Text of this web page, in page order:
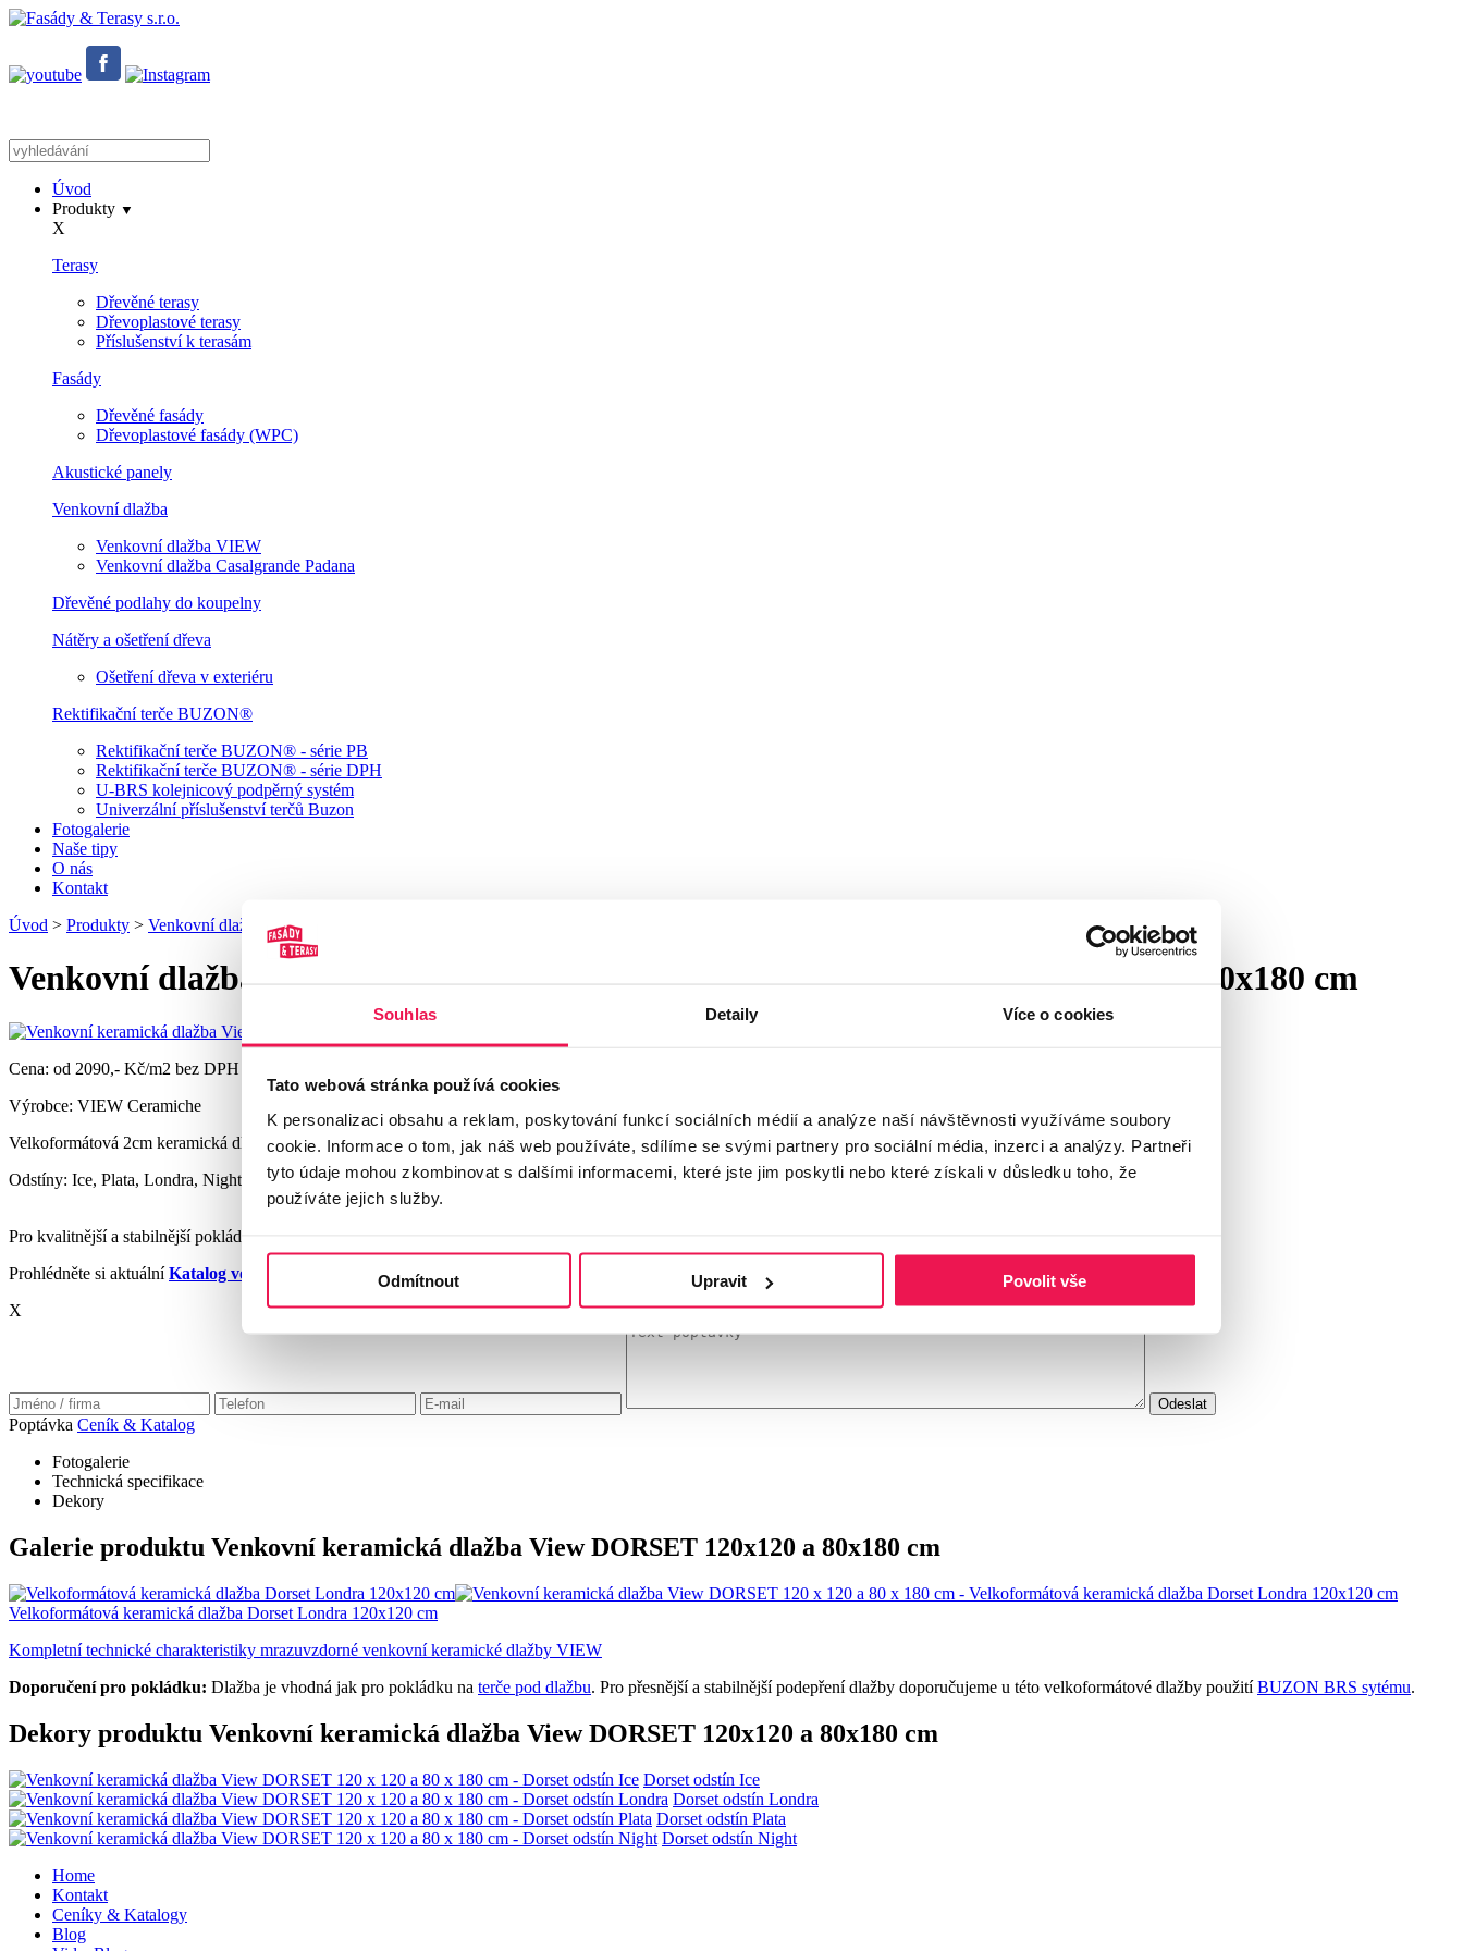
Souhlas Detaily Více o cookies
Tato webová stránka používá cookies
K personalizaci obsahu a reklam, poskytování funkcí sociálních médií a analýze naší návštěvnosti využíváme soubory
cookie. Informace o tom, jak náš web používáte, sdílíme se svými partnery pro sociální média, inzerci a analýzy. Partneři
tyto údaje mohou zkombinovat s dalšími informacemi, které jste jim poskytli nebo které získali v důsledku toho, že
používáte jejich služby.
Odmítnout Upravit Povolit vše
Úvod
Produkty ▼
X
Terasy
Dřevěné terasy
Dřevoplastové terasy
Příslušenství k terasám
Fasády
Dřevěné fasády
Dřevoplastové fasády (WPC)
Akustické panely
Venkovní dlažba
Venkovní dlažba VIEW
Venkovní dlažba Casalgrande Padana
Dřevěné podlahy do koupelny
Nátěry a ošetření dřeva
Ošetření dřeva v exteriéru
Rektifikační terče BUZON®
Rektifikační terče BUZON® - série PB
Rektifikační terče BUZON® - série DPH
U-BRS kolejnicový podpěrný systém
Univerzální příslušenství terčů Buzon
Fotogalerie
Naše tipy
O nás
Kontakt
Úvod > Produkty > Venkovní dlažba >Venkovní dlažba VIEW
Venkovní dlažba VIEW - Venkovní keramická dlažba View DORSET 120x120 a 80x180 cm
Cena: od 2090,- Kč/m2 bez DPH
Výrobce: VIEW Ceramiche
Velkoformátová 2cm keramická dlažba View DORSET ve 4 barevných odstínech dekoru kamene.
Odstíny: Ice, Plata, Londra, Night
Pro kvalitnější a stabilnější pokládku této dlažby doporučujeme využít
Prohlédněte si aktuálníKatalog venkovní keramické dlažby VIEW
X
Odeslat
Poptávka Ceník & Katalog
Fotogalerie
Technická specifikace
Dekory
Galerie produktu Venkovní keramická dlažba View DORSET 120x120 a 80x180 cm
Velkoformátová keramická dlažba Dorset Londra 120x120 cm
Kompletní technické charakteristiky mrazuvzdorné venkovní keramické dlažby VIEW
Doporučení pro pokládku: Dlažba je vhodná jak pro pokládku na terče pod dlažbu. Pro přesnější a stabilnější podepření dlažby doporučujeme u této velkoformátové dlažby použitíBUZON BRS sytému.
Dekory produktu Venkovní keramická dlažba View DORSET 120x120 a 80x180 cm
Dorset odstín Ice
Dorset odstín Londra
Dorset odstín Plata
Dorset odstín Night
Home
Kontakt
Ceníky & Katalogy
Blog